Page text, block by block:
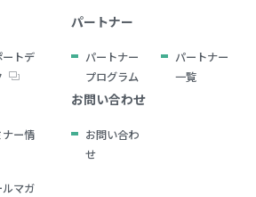
トデ
パートナー
パートナー
プログラム
パートナー
一覧
ナー情
ルマガ
お問い合わせ
お問い合わ
せ